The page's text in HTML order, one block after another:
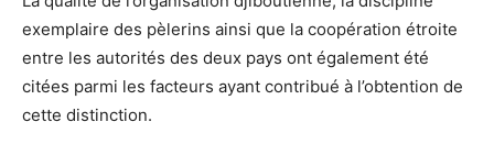
exemplaire des pèlerins ainsi que la coopération étroite
entre les autorités des deux pays ont également été
citées parmi les facteurs ayant contribué à l’obtention de
cette distinction.